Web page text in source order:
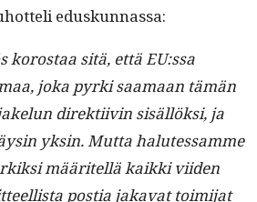
eduskunnassa:
korostaa sitä, että EU:ssa
joka pyr­ki saa­maan tämän
direk­ti­ivin sisäl­lök­si, ja
yksin. Mut­ta halutes­samme
määritel­lä kaik­ki viiden
pos­tia jaka­vat toim­i­jat